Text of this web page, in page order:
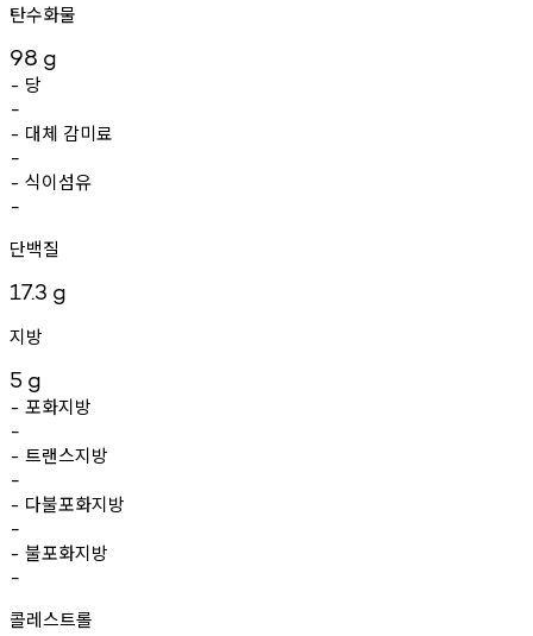
탄수화물
98 g
- 당
-
- 대체 감미료
-
- 식이섬유
-
단백질
17.3 g
지방
5 g
- 포화지방
-
- 트랜스지방
-
- 다불포화지방
-
- 불포화지방
-
콜레스트롤